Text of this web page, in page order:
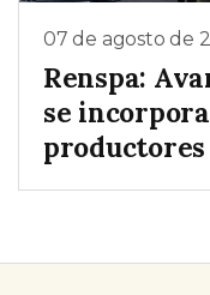
07 de agosto de
Renspa:
se